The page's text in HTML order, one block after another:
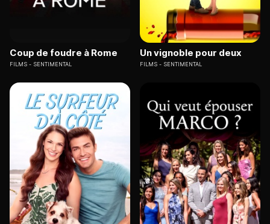
Coup de foudre à Rome
FILMS SENTIMENTAL
Un vignoble pour deux
FILMS SENTIMENTAL